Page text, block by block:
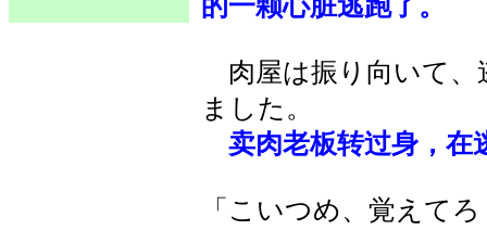
的一颗心脏逃跑了。
肉屋は振り向いて、
ました。
卖肉老板转过身，在
「こいつめ、覚えてろ